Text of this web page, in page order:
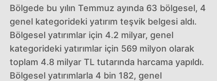
Bölgede bu yılın Temmuz ayında 63 bölgesel, 4
genel kategorideki yatırım teşvik belgesi aldı.
Bölgesel yatırımlar için 4.2 milyar, genel
kategorideki yatırımlar için 569 milyon olarak
toplam 4.8 milyar TL tutarında harcama yapıldı.
Bölgesel yatırımlarla 4 bin 182, genel